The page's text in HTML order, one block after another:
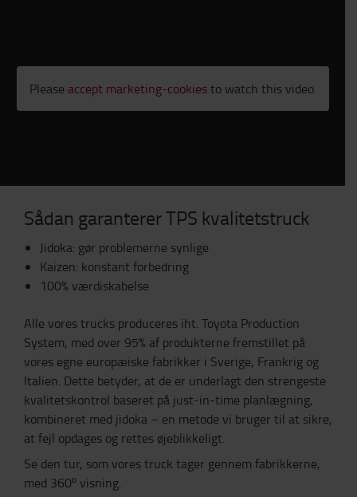
Please accept marketing-cookiesto watch this video.
Sådan garanterer TPS kvalitetstruck
Jidoka: gør problemerne synlige
Kaizen: konstant forbedring
100% værdiskabelse
Alle vores trucks produceres iht. Toyota Production
System, med over 95% af produkterne fremstillet på
vores egne europæiske fabrikker i Sverige, Frankrig og
Italien. Dette betyder, at de er underlagt den strengeste
kvalitetskontrol baseret på just-in-time planlægning,
kombineret med jidoka – en metode vi bruger til at sikre,
at fejl opdages og rettes øjeblikkeligt.
Se den tur, som vores truck tager gennem fabrikkerne,
med 360º visning.